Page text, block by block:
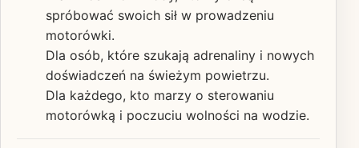
spróbować swoich sił w prowadzeniu
motorówki.
Dla osób, które szukają adrenaliny i nowych
doświadczeń na świeżym powietrzu.
Dla każdego, kto marzy o sterowaniu
motorówką i poczuciu wolności na wodzie.